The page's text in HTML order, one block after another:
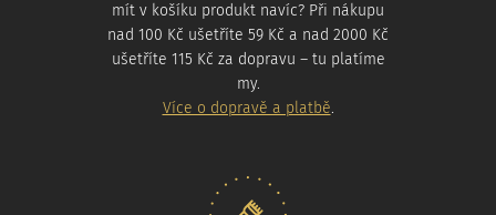
mít v košíku produkt navíc? Při nákupu
nad 100 Kč ušetříte 59 Kč a nad 2000 Kč
ušetříte 115 Kč za dopravu – tu platíme
my.
Více o dopravě a platbě.